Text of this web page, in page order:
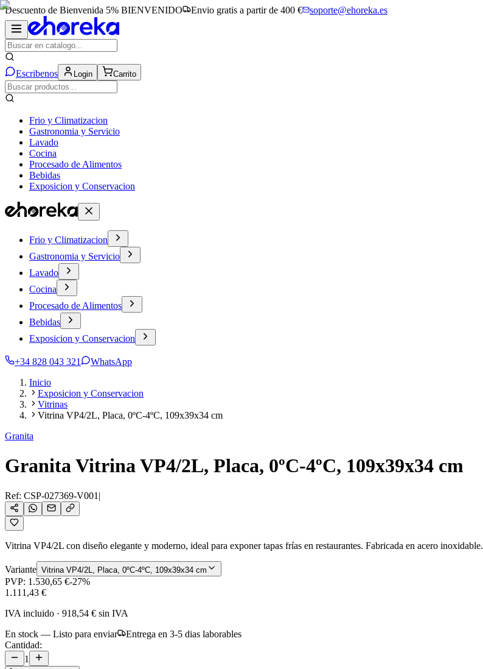
Descuento de Bienvenida 5% BIENVENIDO Envio gratis a partir de 400 € soporte@ehoreka.es
Escribenos Login Carrito
Frio y Climatizacion
Gastronomia y Servicio
Lavado
Cocina
Procesado de Alimentos
Bebidas
Exposicion y Conservacion
Frio y Climatizacion
Gastronomia y Servicio
Lavado
Cocina
Procesado de Alimentos
Bebidas
Exposicion y Conservacion
+34 828 043 321
WhatsApp
Inicio
Exposicion y Conservacion
Vitrinas
Vitrina VP4/2L, Placa, 0ºC-4ºC, 109x39x34 cm
Granita
Granita Vitrina VP4/2L, Placa, 0ºC-4ºC, 109x39x34 cm
Ref: CSP-027369-V001 |
Vitrina VP4/2L con diseño elegante y moderno, ideal para exponer tapas frías en restaurantes. Fabricada en acero inoxidable.
Variante Vitrina VP4/2L, Placa, 0ºC-4ºC, 109x39x34 cm
PVP: 1.530,65 €-27%
1.111,43 €
IVA incluido · 918,54 € sin IVA
En stock — Listo para enviar
Entrega en 3-5 dias laborables
Cantidad:
1